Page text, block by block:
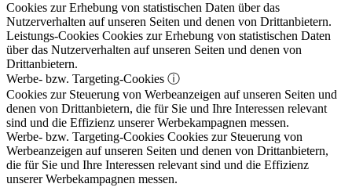
Cookies zur Erhebung von statistischen Daten über das
Nutzerverhalten auf unseren Seiten und denen von Drittanbietern.
Leistungs-Cookies Cookies zur Erhebung von statistischen Daten
über das Nutzerverhalten auf unseren Seiten und denen von
Drittanbietern.
Werbe- bzw. Targeting-Cookies ⓘ
Cookies zur Steuerung von Werbeanzeigen auf unseren Seiten und
denen von Drittanbietern, die für Sie und Ihre Interessen relevant
sind und die Effizienz unserer Werbekampagnen messen.
Werbe- bzw. Targeting-Cookies Cookies zur Steuerung von
Werbeanzeigen auf unseren Seiten und denen von Drittanbietern,
die für Sie und Ihre Interessen relevant sind und die Effizienz
unserer Werbekampagnen messen.